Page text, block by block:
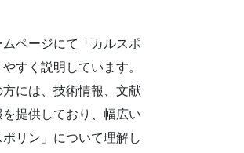
ムページにて「カルスポ
すく説明しています。
には、技術情報、文献
提供しており、幅広い
リン」について理解し